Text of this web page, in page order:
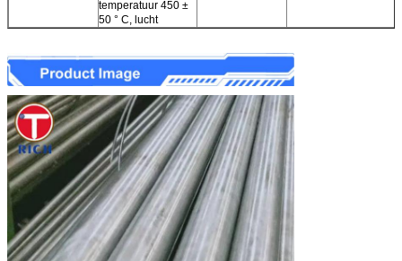
temperatuur 450 ±
50 ° C, lucht